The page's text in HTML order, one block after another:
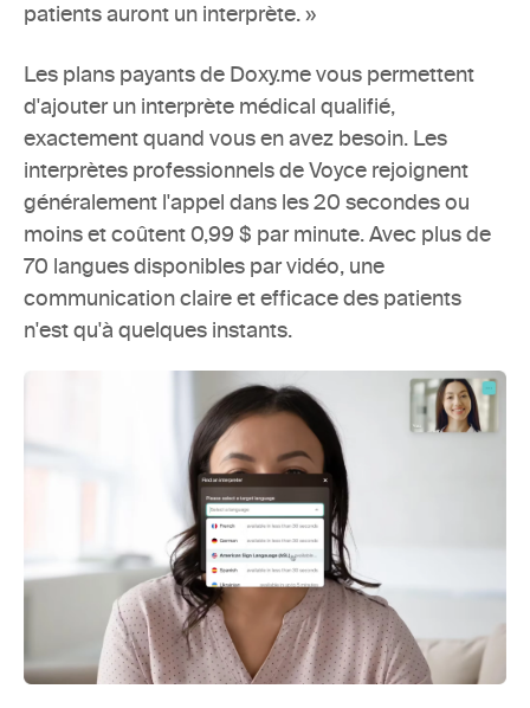
patients auront un interprète. »
Les plans payants de Doxy.me vous permettent
d'ajouter un interprète médical qualifié,
exactement quand vous en avez besoin. Les
interprètes professionnels de Voyce rejoignent
généralement l'appel dans les 20 secondes ou
moins et coûtent 0,99 $ par minute. Avec plus de
70 langues disponibles par vidéo, une
communication claire et efficace des patients
n'est qu'à quelques instants.